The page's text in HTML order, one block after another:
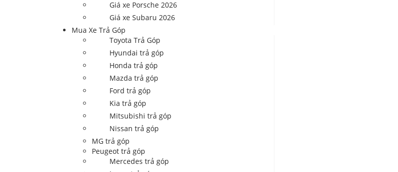
Giá xe Porsche 2026
Giá xe Subaru 2026
Mua Xe Trả Góp
Toyota Trả Góp
Hyundai trả góp
Honda trả góp
Mazda trả góp
Ford trả góp
Kia trả góp
Mitsubishi trả góp
Nissan trả góp
MG trả góp
Peugeot trả góp
Mercedes trả góp